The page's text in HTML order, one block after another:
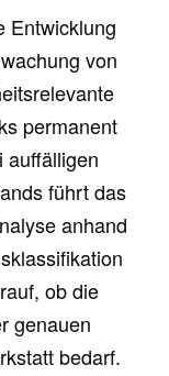
Entwicklung
von
permanent
auffälligen
führt das
anhand
ob die
genauen
bedarf.